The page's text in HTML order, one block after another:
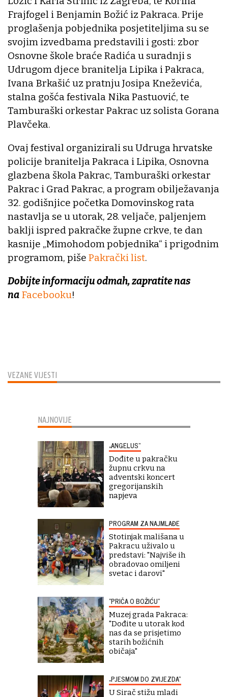
VEZANE VIJESTI
Frajfogel i Benjamin Božić iz Pakraca. Prije
proglašenja pobjednika posjetiteljima su se
svojim izvedbama predstavili i gosti: zbor
Osnovne škole braće Radića u suradnji s
Udrugom djece branitelja Lipika i Pakraca,
Ivana Brkašić uz pratnju Josipa Kneževića,
stalna gošća festivala Nika Pastuović, te
Tamburaški orkestar Pakrac uz solista Gorana
Plavčeka.
Ovaj festival organizirali su Udruga hrvatske
policije branitelja Pakraca i Lipika, Osnovna
glazbena škola Pakrac, Tamburaški orkestar
Pakrac i Grad Pakrac, a program obilježavanja
32. godišnjice početka Domovinskog rata
nastavlja se u utorak, 28. veljače, paljenjem
baklji ispred pakračke župne crkve, te dan
kasnije „Mimohodom pobjednika“ i prigodnim
programom, piše Pakrački list.
Dobijte informaciju odmah, zapratite nas
na Facebooku!
NAJNOVIJE
„ANGELUS“
Dođite u pakračku
župnu crkvu na
adventski koncert
gregorijanskih
napjeva
PROGRAM ZA NAJMLAĐE
Stotinjak mališana u
Pakracu uživalo u
predstavi: "Najviše ih
obradovao omiljeni
svetac i darovi"
"PRIČA O BOŽIĆU"
Muzej grada Pakraca:
"Dođite u utorak kod
nas da se prisjetimo
starih božićnih
običaja"
„PJESMOM DO ZVIJEZDA“
U Sirač stižu mladi